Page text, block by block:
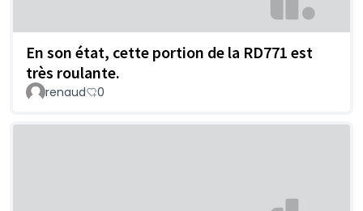
En son état, cette portion de la RD771 est
très roulante.
renaud 0